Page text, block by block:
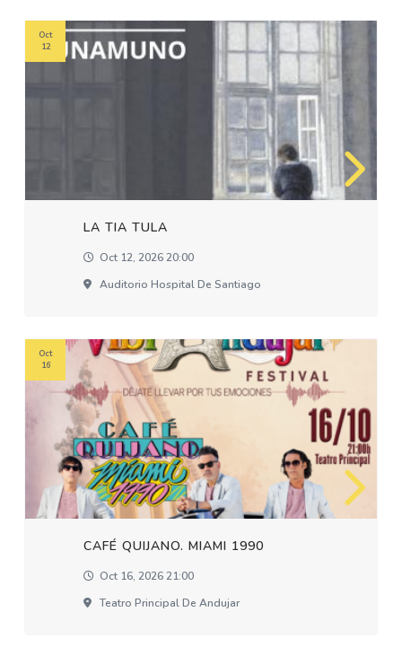
LA TIA TULA
Oct 12, 2026 20:00
Auditorio Hospital De Santiago
Oct
12
CAFÉ QUIJANO. MIAMI 1990
Oct 16, 2026 21:00
Teatro Principal De Andujar
Oct
16